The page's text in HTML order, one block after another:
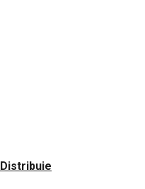
Distribuie